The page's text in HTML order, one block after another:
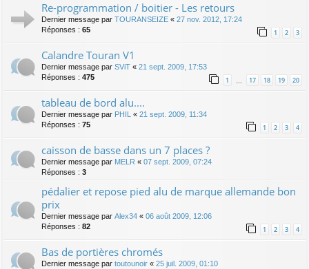
Re-programmation / boitier - Les retours
Dernier message par TOURANSEIZE « 27 nov. 2012, 17:24
Réponses : 65 1 2 3
Calandre Touran V1
Dernier message par SViT « 21 sept. 2009, 17:53
Réponses : 475 1 … 17 18 19 20
tableau de bord alu....
Dernier message par PHIL « 21 sept. 2009, 11:34
Réponses : 75 1 2 3 4
caisson de basse dans un 7 places ?
Dernier message par MELR « 07 sept. 2009, 07:24
Réponses : 3
pédalier et repose pied alu de marque allemande bon
prix
Dernier message par Alex34 « 06 août 2009, 12:06
Réponses : 82 1 2 3 4
Bas de portières chromés
Dernier message par toutounoir « 25 juil. 2009, 01:10